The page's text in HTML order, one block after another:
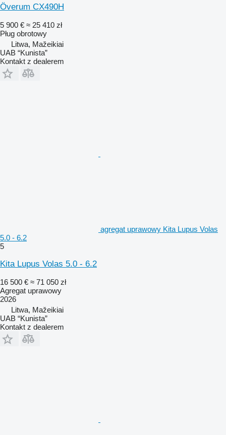
Överum CX490H
5 900 € ≈ 25 410 zł
Pług obrotowy
Litwa, Mažeikiai
UAB “Kunista”
Kontakt z dealerem
agregat uprawowy Kita Lupus Volas
5.0 - 6.2
5
Kita Lupus Volas 5.0 - 6.2
16 500 € ≈ 71 050 zł
Agregat uprawowy
2026
Litwa, Mažeikiai
UAB “Kunista”
Kontakt z dealerem